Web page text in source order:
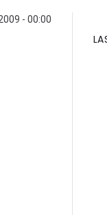
- 00:00